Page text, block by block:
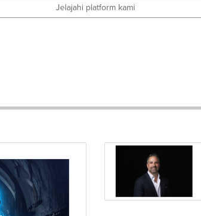
Jelajahi platform kami